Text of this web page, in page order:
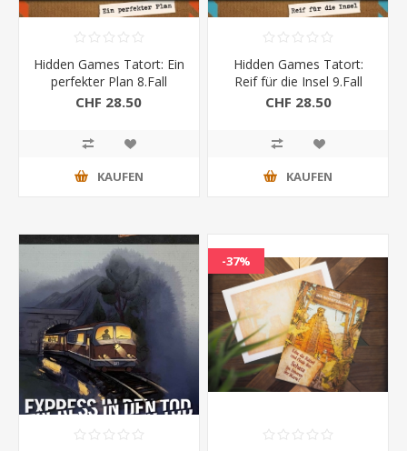
Hidden Games Tatort: Ein
perfekter Plan 8.Fall
CHF 28.50
KAUFEN
Hidden Games Tatort:
Reif für die Insel 9.Fall
CHF 28.50
KAUFEN
-37%